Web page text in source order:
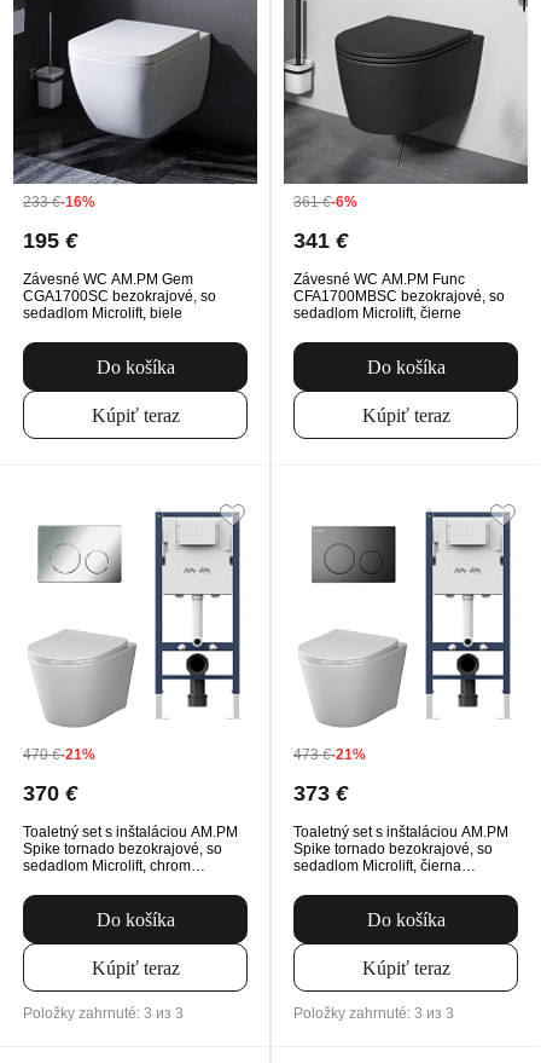
233€-16%
195 €
Závesné WC AM.PM Gem
CGA1700SC bezokrajové, so
sedadlom Microlift, biele
Do košíka
Kúpiť teraz
361€-6%
341 €
Závesné WC AM.PM Func
CFA1700MBSC bezokrajové, so
sedadlom Microlift, čierne
Do košíka
Kúpiť teraz
470€-21%
370 €
Toaletný set s inštaláciou AM.PM
Spike tornado bezokrajové, so
sedadlom Microlift, chrom
splachovanie
Do košíka
Kúpiť teraz
Položky zahrnuté: 3 из 3
473€-21%
373 €
Toaletný set s inštaláciou AM.PM
Spike tornado bezokrajové, so
sedadlom Microlift, čierna
splachovanie
Do košíka
Kúpiť teraz
Položky zahrnuté: 3 из 3